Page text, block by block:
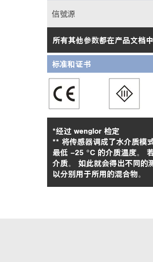
信號源
所有其他参数都在产品文档中
标准和证书
*经过 wenglor 检定
** 将传感器调成了水介质模
最低 –25 °C 的介质温度。
介质。 如此就会得出不同的
以分别用于所用的混合物。